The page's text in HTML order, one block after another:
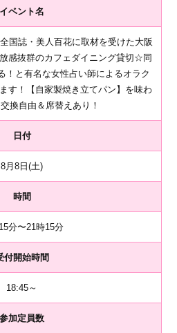
イベント名
国誌・美人百花に取材を受けた大阪
感抜群のカフェダイニング貸切☆同
！と有名な女性占い師によるオラク
す！【自家製焼き立てパン】を味わ
換自由＆席替えあり！
日付
8月8日(土)
時間
分〜21時15分
付開始時間
18:45～
参加定員数